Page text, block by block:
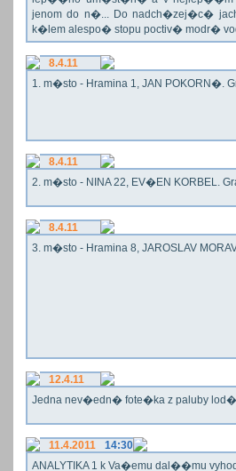
jenom do n�... Do nadch�zej�c�
k�lem alespo� stopu poctiv� modr�
8.4.11
1. m�sto - Hramina 1, JAN POKORN�.
8.4.11
2. m�sto - NINA 22, EV�EN KORBEL.
8.4.11
3. m�sto - Hramina 8, JAROSLAV
12.4.11
Jedna nev�edn� fote�ka z paluby lod�
11.4.2011
14:30
ANALYTIKA 1 k Va�emu dal��mu